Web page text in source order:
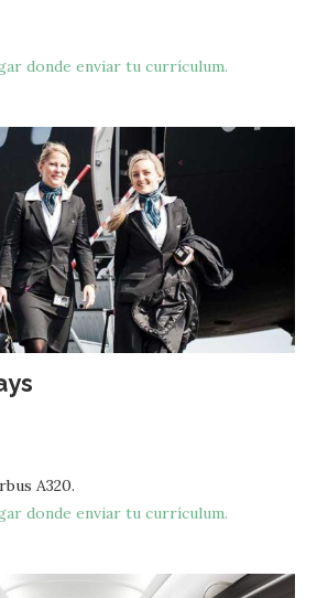
donde enviar tu currículum.
A320.
donde enviar tu currículum.